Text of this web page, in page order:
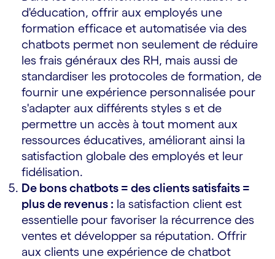
d'éducation, offrir aux employés une
formation efficace et automatisée via des
chatbots permet non seulement de réduire
les frais généraux des RH, mais aussi de
standardiser les protocoles de formation, de
fournir une expérience personnalisée pour
s'adapter aux différents styles s et de
permettre un accès à tout moment aux
ressources éducatives, améliorant ainsi la
satisfaction globale des employés et leur
fidélisation.
De bons chatbots = des clients satisfaits =
plus de revenus : la satisfaction client est
essentielle pour favoriser la récurrence des
ventes et développer sa réputation. Offrir
aux clients une expérience de chatbot